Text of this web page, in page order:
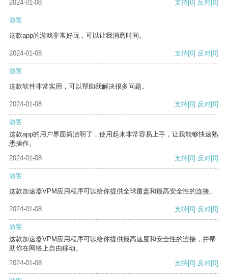
2024-01-08 支持[0] 反对[0]
游客
这款app的游戏非常好玩，可以让我消磨时间。
2024-01-08 支持[0] 反对[0]
游客
这款软件非常实用，可以帮助我解决很多问题。
2024-01-08 支持[0] 反对[0]
游客
这款app的用户界面简洁明了，使用起来非常容易上手，让我能够快速熟
悉操作。
2024-01-08
支持[0] 反对[0]
游客
这款加速器VPM应用程序可以给你提供全球覆盖和最高安全性的连接。
2024-01-08 支持[0] 反对[0]
游客
这款加速器VPM应用程序可以给你提供最高速度和安全性的连接，并帮
助你在网络上自由移动。
2024-01-08
支持[0] 反对[0]